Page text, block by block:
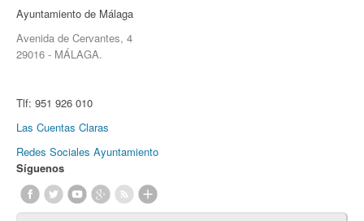
Ayuntamiento de Málaga
Avenida de Cervantes, 4
29016 - MÁLAGA.
Tlf: 951 926 010
Las Cuentas Claras
Redes Sociales Ayuntamiento
Síguenos